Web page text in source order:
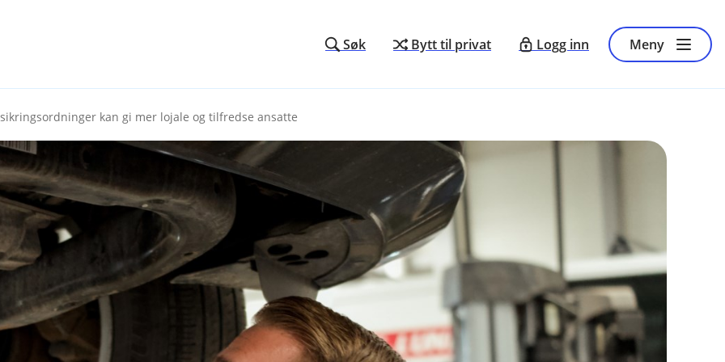
Søk Bytt til privat Logg inn Meny
kan gi mer lojale og tilfredse ansatte